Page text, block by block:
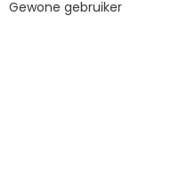
Gewone gebruiker